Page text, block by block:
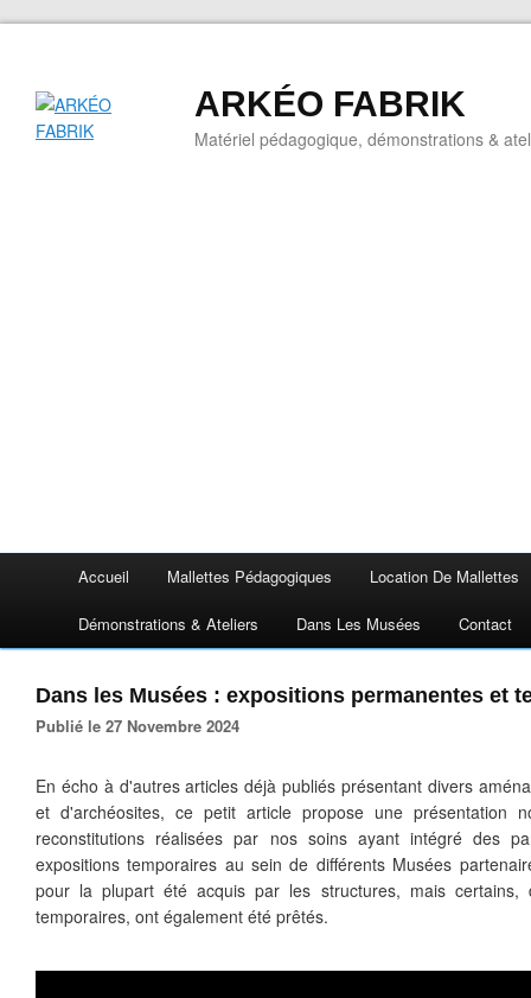
ARKÉO FABRIK
Matériel pédagogique, démonstrations &
Accueil Mallettes Pédagogiques Location De Mallettes
Démonstrations & Ateliers Dans Les Musées Contact
Dans les Musées : expositions permanentes et
Publié le 27 Novembre 2024
En écho à d'autres articles déjà publiés présentant divers
et d'archéosites, ce petit article propose une présentation
reconstitutions réalisées par nos soins ayant intégré des
expositions temporaires au sein de différents Musées
pour la plupart été acquis par les structures, mais certains,
temporaires, ont également été prêtés.